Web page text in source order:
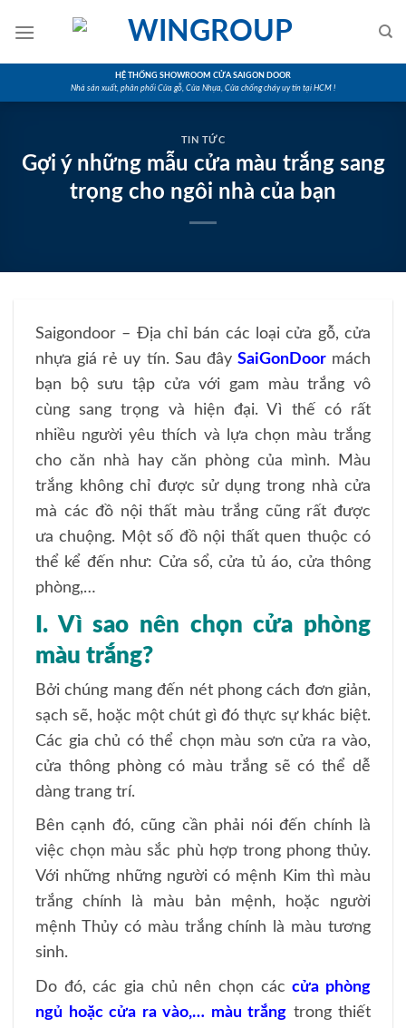
HỆ THỐNG SHOWROOM CỬA SAIGON DOOR
Nhà sản xuất, phân phối Cửa gỗ, Cửa Nhựa, Cửa chống cháy uy tín tại HCM !
TIN TỨC
Gợi ý những mẫu cửa màu trắng sang
trọng cho ngôi nhà của bạn
Saigondoor – Địa chỉ bán các loại cửa gỗ, cửa
nhựa giá rẻ uy tín. Sau đây SaiGonDoormách
bạn bộ sưu tập cửa với gam màu trắng vô
cùng sang trọng và hiện đại. Vì thế có rất
nhiều người yêu thích và lựa chọn màu trắng
cho căn nhà hay căn phòng của mình. Màu
trắng không chỉ được sử dụng trong nhà cửa
mà các đồ nội thất màu trắng cũng rất được
ưa chuộng. Một số đồ nội thất quen thuộc có
thể kể đến như: Cửa sổ, cửa tủ áo, cửa thông
phòng,…
I. Vì sao nên chọn cửa phòng
màu trắng?
Bởi chúng mang đến nét phong cách đơn giản,
sạch sẽ, hoặc một chút gì đó thực sự khác biệt.
Các gia chủ có thể chọn màu sơn cửa ra vào,
cửa thông phòng có màu trắng sẽ có thể dễ
dàng trang trí.
Bên cạnh đó, cũng cần phải nói đến chính là
việc chọn màu sắc phù hợp trong phong thủy.
Với những những người có mệnh Kim thì màu
trắng chính là màu bản mệnh, hoặc người
mệnh Thủy có màu trắng chính là màu tương
sinh.
Do đó, các gia chủ nên chọn cáccửa phòng
ngủ hoặc cửa ra vào,… màu trắng trong thiết